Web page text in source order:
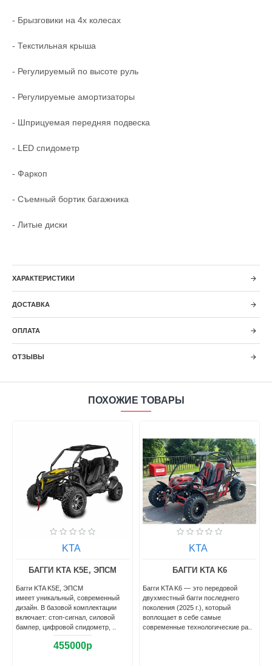
- Брызговики на 4х колесах
- Текстильная крыша
- Регулируемый по высоте руль
- Регулируемые амортизаторы
- Шприцуемая передняя подвеска
- LED спидометр
- Фаркоп
- Съемный бортик багажника
- Литые диски
ХАРАКТЕРИСТИКИ
ДОСТАВКА
ОПЛАТА
ОТЗЫВЫ
ПОХОЖИЕ ТОВАРЫ
KTA
БАГГИ KTA K5E, ЭПСМ
Багги KTA K5E, ЭПСМ
имеет уникальный, современный
дизайн. В базовой комплектации
включает: стоп-сигнал, силовой
бампер, цифровой спидометр, ..
455000р
KTA
БАГГИ KTA K6
Багги KTA K6 — это передовой
двухместный багги последнего
поколения (2025 г.), который
воплощает в себе самые
современные технологические ра..